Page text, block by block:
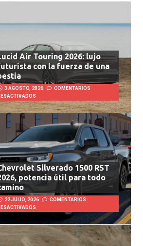
Air Touring 2026: lujo
con la fuerza de una
3 AGOSTO, 2026
COMENTARIOS
Silverado 1500 RST
potencia útil para todo
22 JULIO, 2026
COMENTARIOS